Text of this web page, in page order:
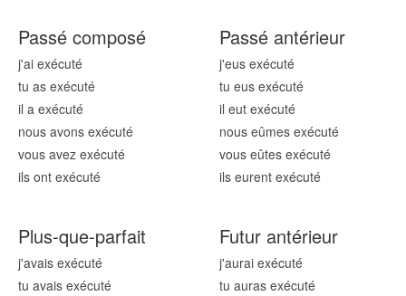
Passé composé
j'ai exécuté
tu as exécuté
il a exécuté
nous avons exécuté
vous avez exécuté
ils ont exécuté
Passé antérieur
j'eus exécuté
tu eus exécuté
il eut exécuté
nous eûmes exécuté
vous eûtes exécuté
ils eurent exécuté
Plus-que-parfait
j'avais exécuté
tu avais exécuté
Futur antérieur
j'aurai exécuté
tu auras exécuté